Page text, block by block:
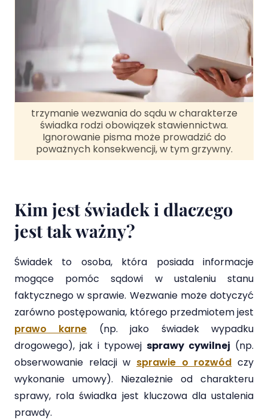
trzymanie wezwania do sądu w charakterze
świadka rodzi obowiązek stawiennictwa.
Ignorowanie pisma może prowadzić do
poważnych konsekwencji, w tym grzywny.
Kim jest świadek i dlaczego
jest tak ważny?
Świadek to osoba, która posiada informacje
mogące pomóc sądowi w ustaleniu stanu
faktycznego w sprawie. Wezwanie może dotyczyć
zarówno postępowania, którego przedmiotem jest
prawo karne (np. jako świadek wypadku
drogowego), jak i typowej sprawy cywilnej (np.
obserwowanie relacji w sprawie o rozwód czy
wykonanie umowy). Niezależnie od charakteru
sprawy, rola świadka jest kluczowa dla ustalenia
prawdy.